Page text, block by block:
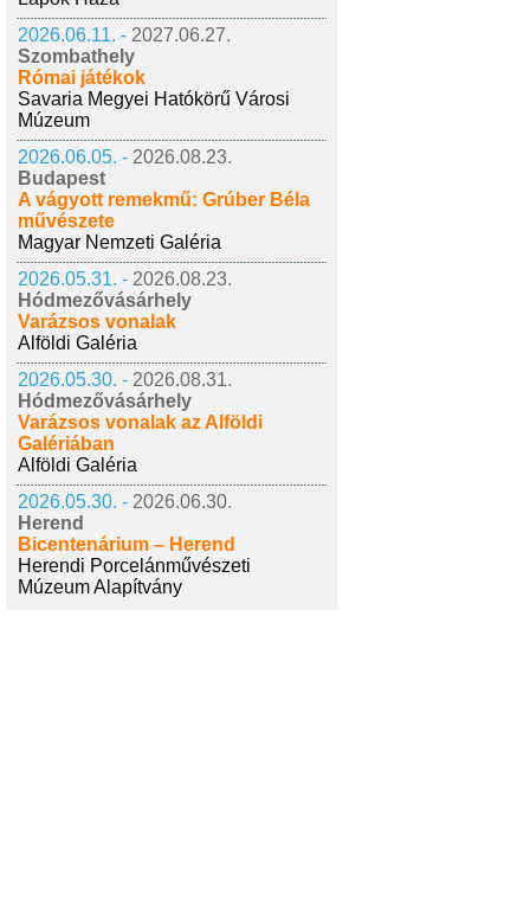
2026.06.11. - 2027.06.27.
Szombathely
Római játékok
Savaria Megyei Hatókörű Városi
Múzeum
2026.06.05. - 2026.08.23.
Budapest
A vágyott remekmű: Grúber Béla
művészete
Magyar Nemzeti Galéria
2026.05.31. - 2026.08.23.
Hódmezővásárhely
Varázsos vonalak
Alföldi Galéria
2026.05.30. - 2026.08.31.
Hódmezővásárhely
Varázsos vonalak az Alföldi
Galériában
Alföldi Galéria
2026.05.30. - 2026.06.30.
Herend
Bicentenárium – Herend
Herendi Porcelánművészeti
Múzeum Alapítvány